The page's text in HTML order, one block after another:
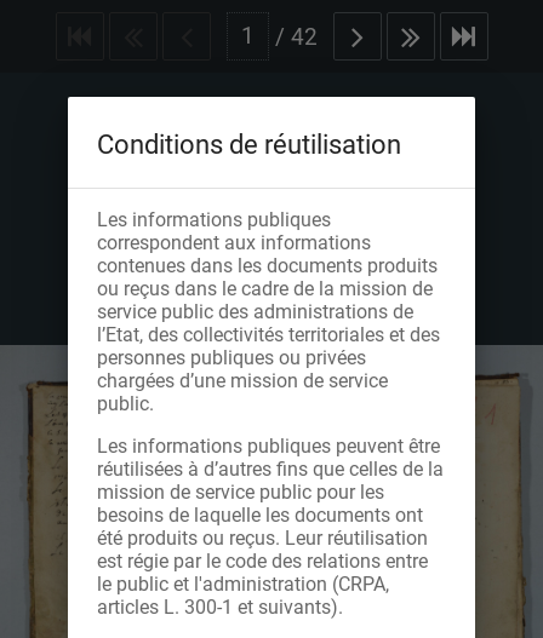
/ 42
Conditions de réutilisation
Les informations publiques
correspondent aux informations
contenues dans les documents produits
ou reçus dans le cadre de la mission de
service public des administrations de
l’Etat, des collectivités territoriales et des
personnes publiques ou privées
chargées d’une mission de service
public.
Les informations publiques peuvent être
réutilisées à d’autres fins que celles de la
mission de service public pour les
besoins de laquelle les documents ont
été produits ou reçus. Leur réutilisation
est régie par le code des relations entre
le public et l'administration (CRPA,
articles L. 300-1 et suivants).